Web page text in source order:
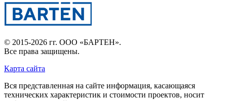
© 2015-2026 гг. ООО «БАРТЕН».
Все права защищены.
Карта сайта
Вся представленная на сайте информация, касающаяся
технических характеристик и стоимости проектов, носит